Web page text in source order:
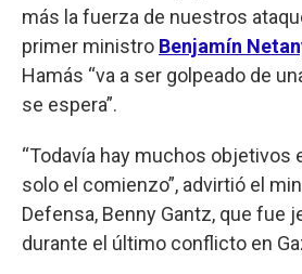
más la fuerza de nuestros
primer ministro Benjamín
Hamás “va a ser golpeado de
se espera”.
“Todavía hay muchos objetivos
solo el comienzo”, advirtió el
Defensa, Benny Gantz, que fue
durante el último conflicto en